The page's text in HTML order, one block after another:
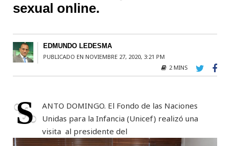
sexual online.
EDMUNDO LEDESMA
PUBLICADO EN NOVIEMBRE 27, 2020, 3:21 PM
2 MINS
S
ANTO DOMINGO. El Fondo de las Naciones
Unidas para la Infancia (Unicef) realizó una
visita al presidente del